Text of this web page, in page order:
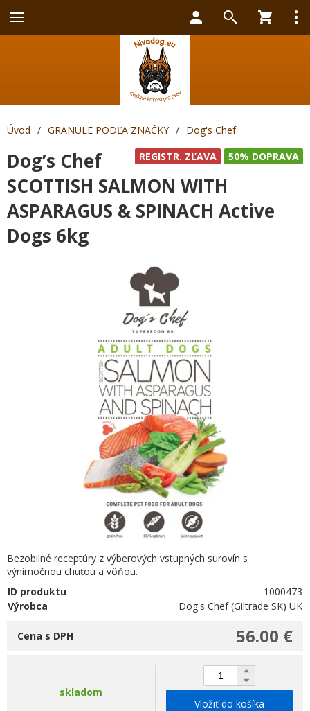
Úvod / GRANULE PODĽA ZNAČKY / Dog's Chef
50% DOPRAVA
REGISTR. ZĽAVA
Dog’s Chef
SCOTTISH SALMON WITH
ASPARAGUS & SPINACH Active
Dogs 6kg
Bezobilné receptúry z výberových vstupných surovín s
výnimočnou chuťou a vôňou.
ID produktu
1000473
Výrobca
Dog's Chef (Giltrade SK) UK
56.00 €
Cena s DPH
skladom
Vložiť do košíka